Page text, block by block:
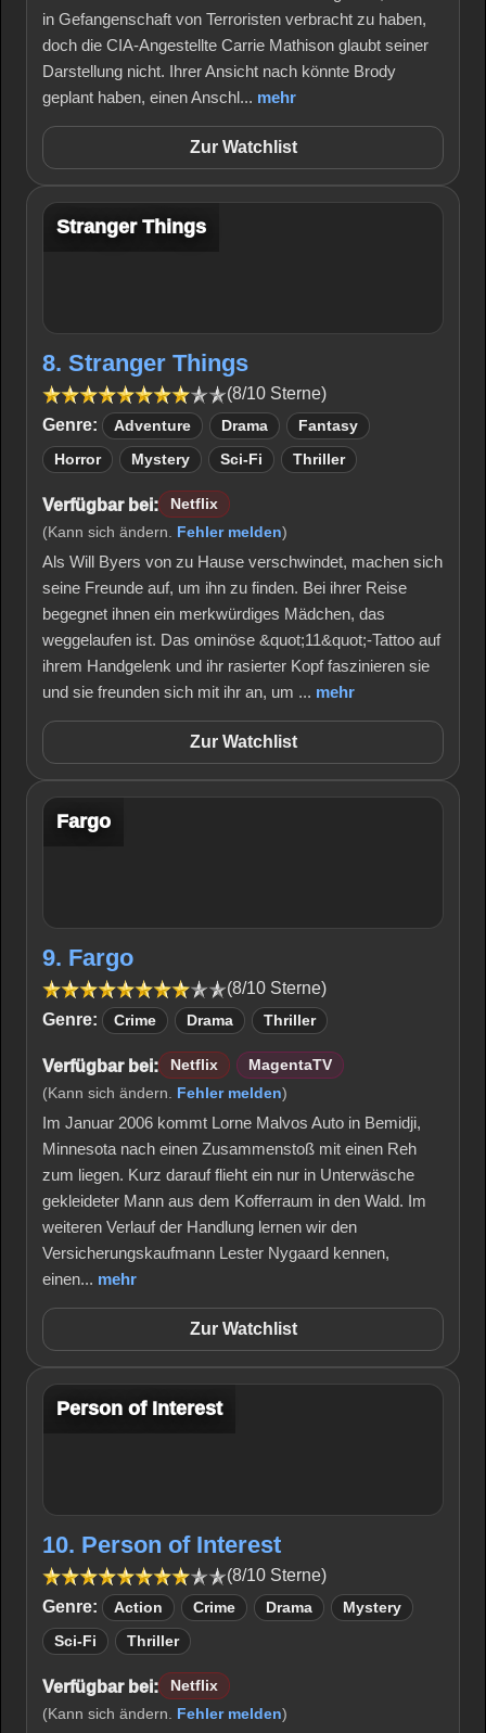
in Gefangenschaft von Terroristen verbracht zu haben,
doch die CIA-Angestellte Carrie Mathison glaubt seiner
Darstellung nicht. Ihrer Ansicht nach könnte Brody
geplant haben, einen Anschl... mehr
Zur Watchlist
Stranger Things
8. Stranger Things
(8/10 Sterne)
Genre:
Adventure Drama Fantasy
Horror Mystery Sci-Fi Thriller
Verfügbar bei:
Netflix
(Kann sich ändern. Fehler melden)
Als Will Byers von zu Hause verschwindet, machen sich
seine Freunde auf, um ihn zu finden. Bei ihrer Reise
begegnet ihnen ein merkwürdiges Mädchen, das
weggelaufen ist. Das ominöse &quot;11&quot;-Tattoo auf
ihrem Handgelenk und ihr rasierter Kopf faszinieren sie
und sie freunden sich mit ihr an, um ... mehr
Zur Watchlist
Fargo
9. Fargo
(8/10 Sterne)
Genre:
Crime Drama Thriller
Verfügbar bei: Netflix
MagentaTV
(Kann sich ändern. Fehler melden)
Im Januar 2006 kommt Lorne Malvos Auto in Bemidji,
Minnesota nach einen Zusammenstoß mit einen Reh
zum liegen. Kurz darauf flieht ein nur in Unterwäsche
gekleideter Mann aus dem Kofferraum in den Wald. Im
weiteren Verlauf der Handlung lernen wir den
Versicherungskaufmann Lester Nygaard kennen,
einen... mehr
Zur Watchlist
Person of Interest
10. Person of Interest
(8/10 Sterne)
Genre:
Action Crime Drama Mystery
Sci-Fi Thriller
Verfügbar bei:
Netflix
(Kann sich ändern. Fehler melden)